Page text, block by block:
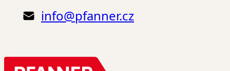
info@pfanner.cz